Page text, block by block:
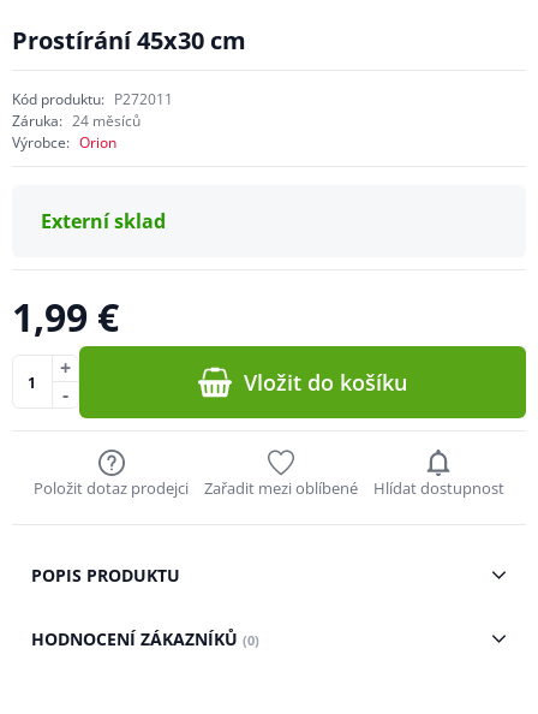
Prostírání 45x30 cm
Kód produktu: P272011
Záruka: 24 měsíců
Výrobce: Orion
Externí sklad
1,99 €
-
+ Vložit do košíku
Položit dotaz prodejci Zařadit mezi oblíbené Hlídat dostupnost
POPIS PRODUKTU
HODNOCENÍ ZÁKAZNÍKŮ (0)